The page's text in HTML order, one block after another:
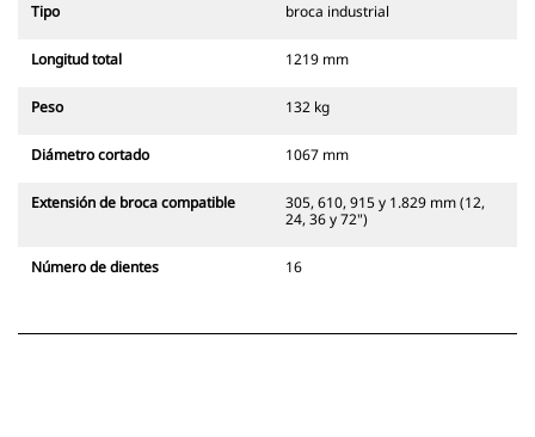
Tipo broca industrial
Longitud total 1219 mm
Peso 132 kg
Diámetro cortado 1067 mm
Extensión de broca compatible
305, 610, 915 y 1.829 mm (12,
24, 36 y 72")
Número de dientes 16